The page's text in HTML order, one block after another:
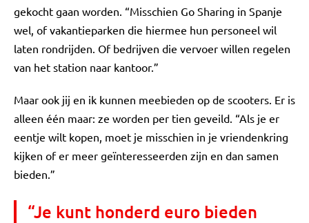
gekocht gaan worden. “Misschien Go Sharing in Spanje
wel, of vakantieparken die hiermee hun personeel wil
laten rondrijden. Of bedrijven die vervoer willen regelen
van het station naar kantoor.”
Maar ook jij en ik kunnen meebieden op de scooters. Er is
alleen één maar: ze worden per tien geveild. “Als je er
eentje wilt kopen, moet je misschien in je vriendenkring
kijken of er meer geïnteresseerden zijn en dan samen
bieden.”
“Je kunt honderd euro bieden